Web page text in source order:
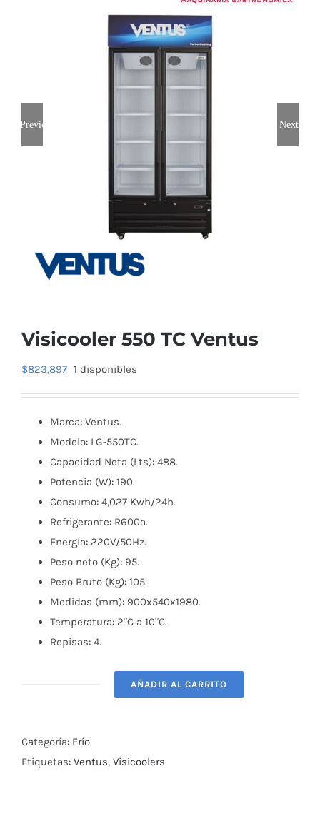
Previous Next
Visicooler 550 TC Ventus
$823,897 1 disponibles
Marca: Ventus.
Modelo: LG-550TC.
Capacidad Neta (Lts): 488.
Potencia (W): 190.
Consumo: 4,027 Kwh/24h.
Refrigerante: R600a.
Energía: 220V/50Hz.
Peso neto (Kg): 95.
Peso Bruto (Kg): 105.
Medidas (mm): 900x540x1980.
Temperatura: 2°C a 10°C.
Repisas: 4.
AÑADIR AL CARRITO
Categoría: Frío
Etiquetas: Ventus, Visicoolers